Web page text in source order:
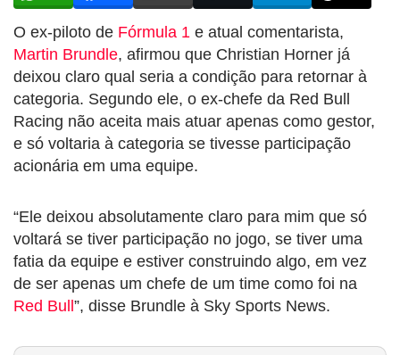
O ex-piloto de Fórmula 1 e atual comentarista,
Martin Brundle, afirmou que Christian Horner já
deixou claro qual seria a condição para retornar à
categoria. Segundo ele, o ex-chefe da Red Bull
Racing não aceita mais atuar apenas como gestor,
e só voltaria à categoria se tivesse participação
acionária em uma equipe.
“Ele deixou absolutamente claro para mim que só
voltará se tiver participação no jogo, se tiver uma
fatia da equipe e estiver construindo algo, em vez
de ser apenas um chefe de um time como foi na
Red Bull”, disse Brundle à Sky Sports News.